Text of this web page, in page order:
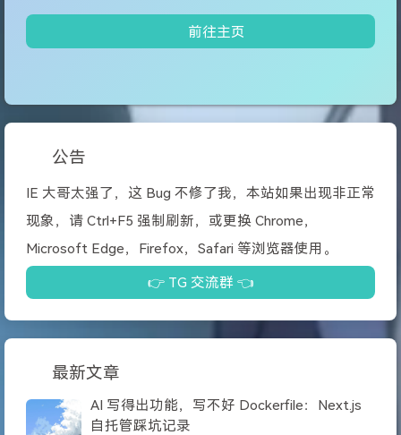
前往主页
公告
IE 大哥太强了，这 Bug 不修了我，本站如果出现非正常
现象，请 Ctrl+F5 强制刷新，或更换 Chrome，
Microsoft Edge，Firefox，Safari 等浏览器使用。
👉 TG 交流群 👈
最新文章
AI 写得出功能，写不好 Dockerfile：Next.js
自托管踩坑记录